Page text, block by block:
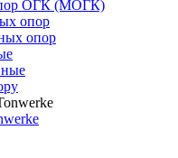
ОГК (МОГК)
опор
опор